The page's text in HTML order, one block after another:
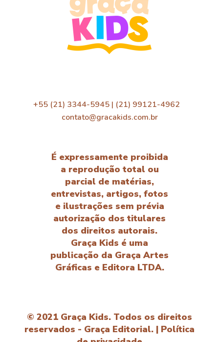
+55 (21) 3344-5945 | (21) 99121-4962
contato@gracakids.com.br
É expressamente proibida
a reprodução total ou
parcial de matérias,
entrevistas, artigos, fotos
e ilustrações sem prévia
autorização dos titulares
dos direitos autorais.
Graça Kids é uma
publicação da Graça Artes
Gráficas e Editora LTDA.
© 2021 Graça Kids. Todos os direitos
reservados - Graça Editorial. | Política